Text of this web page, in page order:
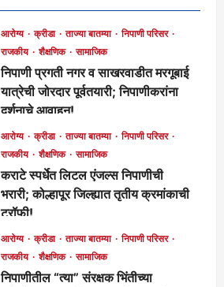
आरोग्य क्रीडा ताज्या बातम्या
निपाणी परिसर
राजकीय
शैक्षणिक सामाजिक
निपाणी प्रगती नगर व साखरवाडीत मरगूबाई
यात्रेची जोरदार पूर्वतयारी; निपाणीकरांना
दर्शनाचे आवाहन!
मुख्य संपादक 15 hours ago 85
आरोग्य क्रीडा ताज्या बातम्या
निपाणी परिसर
राजकीय
शैक्षणिक सामाजिक
कराटे स्पर्धेत लिटल एंजल्स निपाणीची
भरारी; कोल्हापूर जिल्ह्यात तृतीय क्रमांकाची
ट्रॉफी!
मुख्य संपादक 17 hours ago 101
आरोग्य क्रीडा ताज्या बातम्या
निपाणी परिसर
राजकीय
शैक्षणिक सामाजिक
निपाणीतील “त्या” संरक्षक भिंतीच्या